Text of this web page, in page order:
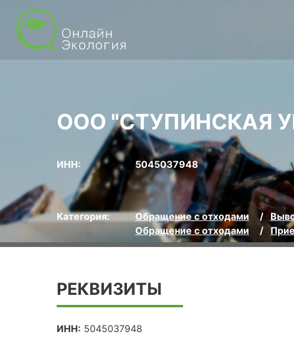
ООО "СТУПИНСКАЯ
ИНН: 5045037948
Категория: Обращение с отходами
Обращение с отходами
РЕКВИЗИТЫ
ИНН: 5045037948